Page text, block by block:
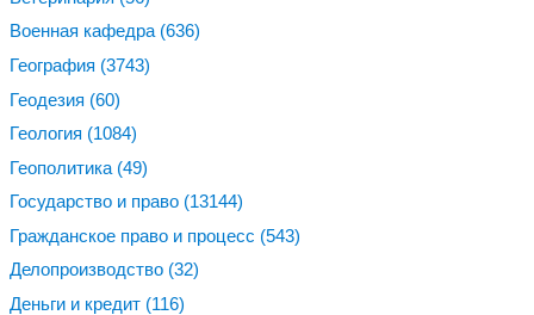
Военная кафедра (636)
География (3743)
Геодезия (60)
Геология (1084)
Геополитика (49)
Государство и право (13144)
Гражданское право и процесс (543)
Делопроизводство (32)
Деньги и кредит (116)